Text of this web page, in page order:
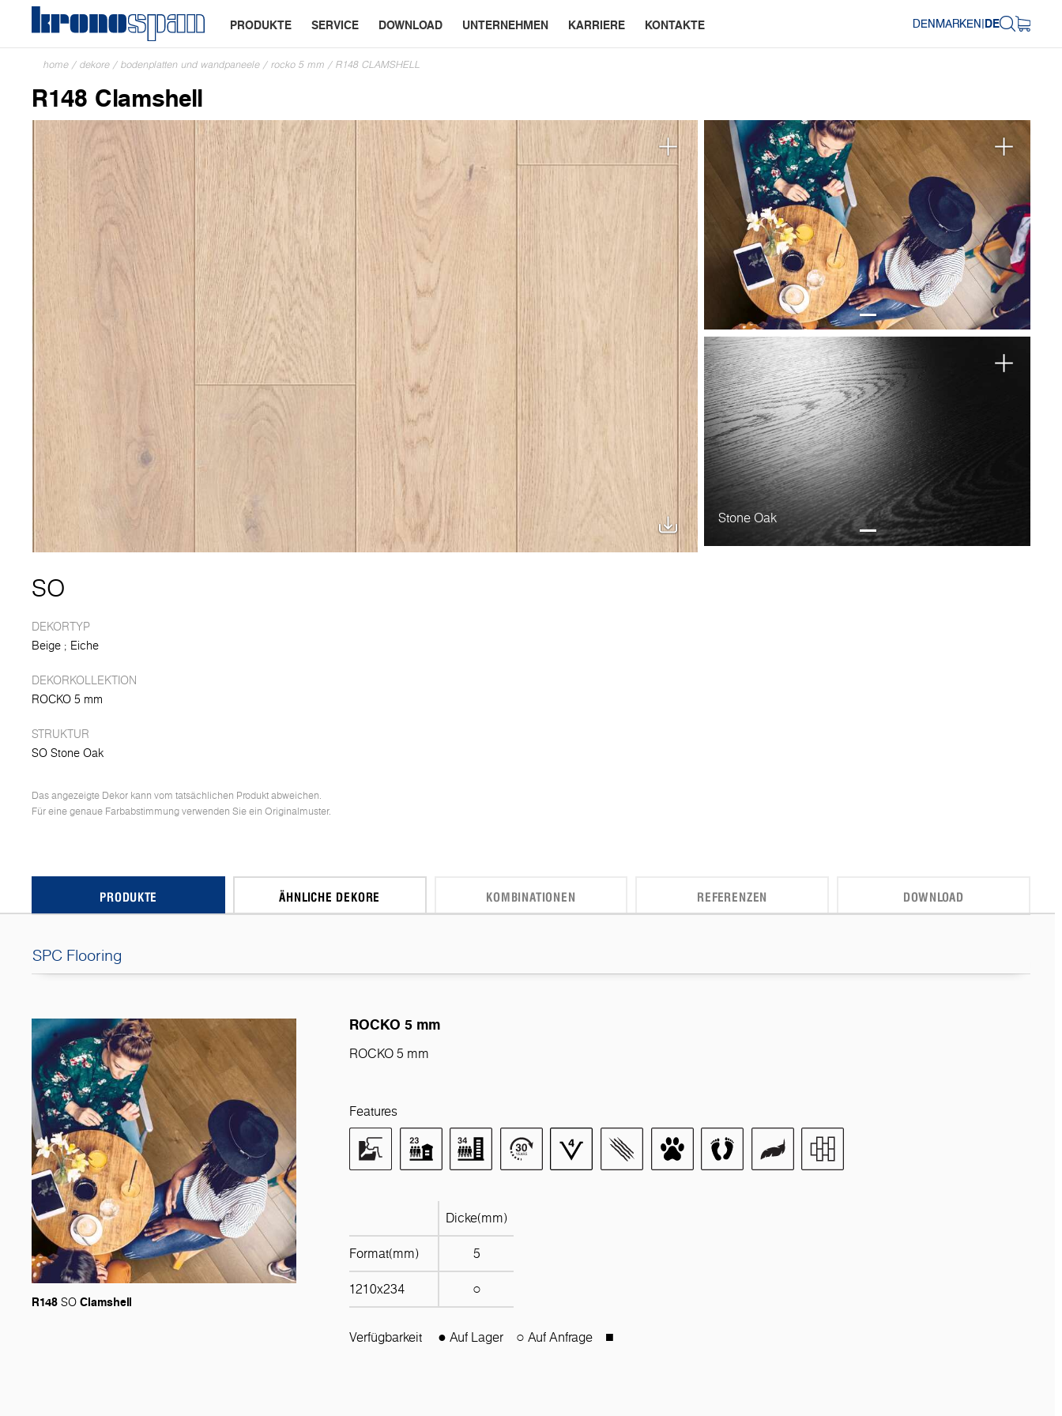
PRODUKTE SERVICE DOWNLOAD UNTERNEHMEN KARRIERE KONTAKTE DENMARKEN|DE
home / dekore / bodenplatten und wandpaneele / rocko 5 mm / R148 CLAMSHELL
R148 Clamshell
Stone Oak
SO
DEKORTYP
Beige
Eiche
DEKORKOLLEKTION
ROCKO 5 mm
STRUKTUR
SO Stone Oak
Das angezeigte Dekor kann vom tatsächlichen Produkt abweichen.
Für eine genaue Farbabstimmung verwenden Sie ein Originalmuster.
PRODUKTE ÄHNLICHE DEKORE KOMBINATIONEN REFERENZEN DOWNLOAD
SPC Flooring
R148 SO Clamshell
ROCKO 5 mm
ROCKO 5 mm
Features
Dicke(mm)
Format(mm) 5
1210x234 ○
Verfügbarkeit ● Auf Lager ○ Auf Anfrage ■